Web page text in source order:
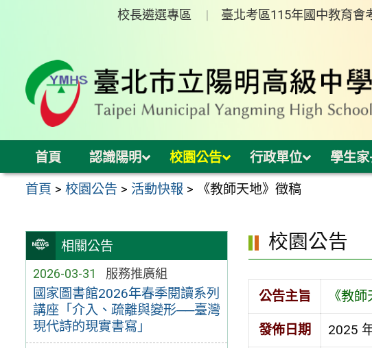
校長遴選專區 臺北考區115年國中教育會
首頁 認識陽明 校園公告 行政單位 學生
首頁 >校園公告 > 活動快報 > 《教師天地》徵稿
相關公告
2026-03-31 服務推廣組
國家圖書館2026年春季閱讀系列
講座「介入、疏離與變形──臺灣
現代詩的現實書寫」
校園公告
公告主旨 《教
發佈日期 2025